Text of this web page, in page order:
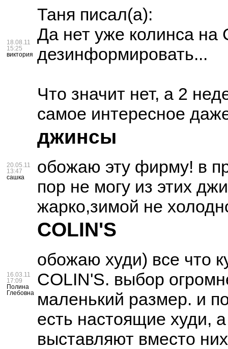
18.08.11
15:25
виктория
Таня писал(а):
Да нет уже колинса на
дезинформировать...
Что значит нет, а 2
самое интересное
20.05.11
13:47
сашка
джинсы
обожаю эту фирму! в
пор не могу из этих
жарко,зимой не
16.03.11
17:09
Полина
Глебовна
COLIN'S
обожаю худи) все что
COLIN'S. выбор
маленький размер. и
есть настоящие худи,
выставляют вместо